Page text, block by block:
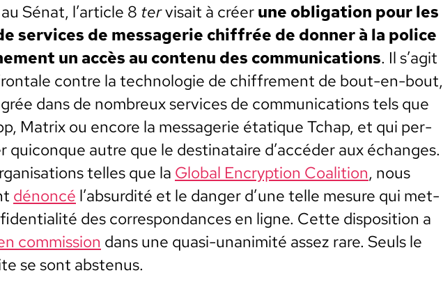
Sénat, l’article 8 tervisait à créerune oblig­a­tion pour les
ser­vices de mes­sagerie chiffrée de don­ner à la police
un accès au con­tenu des com­mu­ni­ca­tions. Il s’agit
con­tre la tech­nolo­gie de chiffre­ment de bout-en-bout,
dans de nom­breux ser­vices de com­mu­ni­ca­tions tels que
Matrix ou encore la mes­sagerie éta­tique Tchap, et qui per­
quiconque autre que le des­ti­nataire d’accéder aux échanges.
telles que la Glob­al Encryp­tion Coali­tion, nous
dénon­cé l’absurdité et le dan­ger d’une telle mesure qui met­
des cor­re­spon­dances en ligne. Cette dis­po­si­tion a
com­mis­sion dans une qua­si-una­nim­ité assez rare. Seuls le
se sont abstenus.